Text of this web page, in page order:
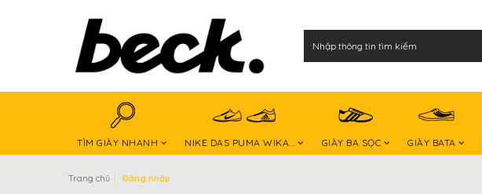
TÌM GIÀY NHANH NIKE DAS PUMA WIKA... GIÀY BA SỌC GIÀY BATA
Trang chủ Đăng nhập